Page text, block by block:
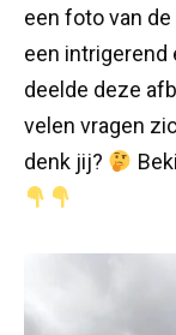
een foto van
een intrigerend
deelde deze
velen vragen
denk jij?